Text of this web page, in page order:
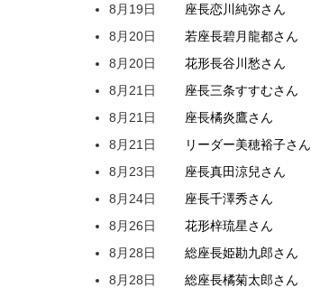
8月19日
座長恋川 純弥さん
8月20日
若座長碧月龍都さん
8月20日
花形長谷川 愁さん
8月21日
座長三条すすむさん
8月21日
座長橘炎鷹さん
8月21日
リーダー美穂裕子さん
8月23日
座長真田涼兒さん
8月24日
座長千澤秀さん
8月26日
花形梓琉星さん
8月28日
総座長姫勘九郎さん
8月28日
総座長橘菊太郎さん